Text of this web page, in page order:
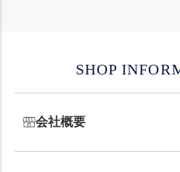
SHOP
会社概要